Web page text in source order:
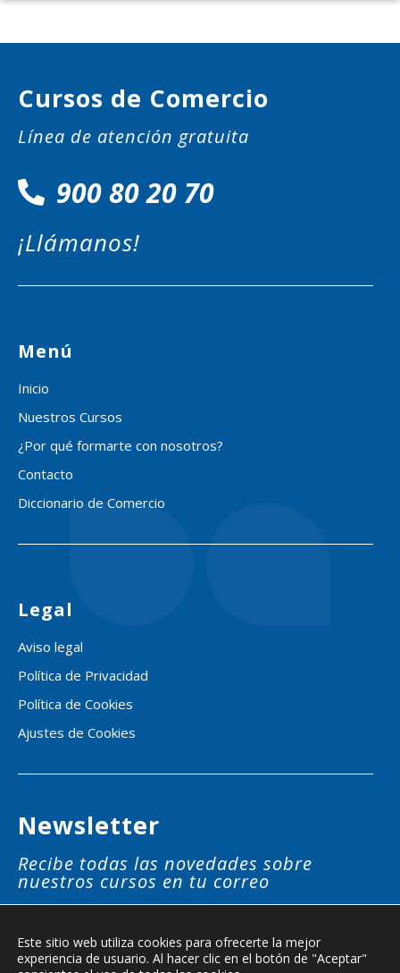
Cursos de Comercio
Línea de atención gratuita
900 80 20 70
¡Llámanos!
Menú
Inicio
Nuestros Cursos
¿Por qué formarte con nosotros?
Contacto
Diccionario de Comercio
Legal
Aviso legal
Política de Privacidad
Política de Cookies
Ajustes de Cookies
Newsletter
Recibe todas las novedades sobre
nuestros cursos en tu correo
SUSCRÍBETE
Este sitio web utiliza cookies para ofrecerte la mejor
experiencia de usuario. Al hacer clic en el botón de "Aceptar"